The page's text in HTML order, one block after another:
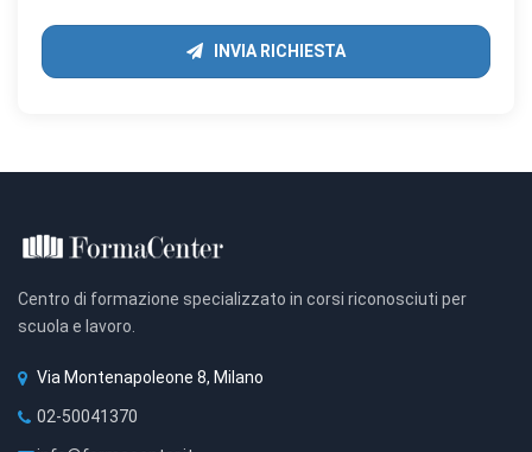
INVIA RICHIESTA
Centro di formazione specializzato in corsi riconosciuti per
scuola e lavoro.
Via Montenapoleone 8, Milano
02-50041370